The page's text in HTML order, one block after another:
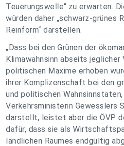
Teuerungswelle“ zu erwarten.
würden daher „schwarz-grünes
Reinform“ darstellen.
„Dass bei den Grünen der
Klimawahnsinn abseits
politischen Maxime erhoben
ihrer Komplizenschaft bei den
und politischen
Verkehrsministerin Gewesslers
darstellt, leistet aber die ÖVP
dafür, dass sie als
ländlichen Raumes endgültig